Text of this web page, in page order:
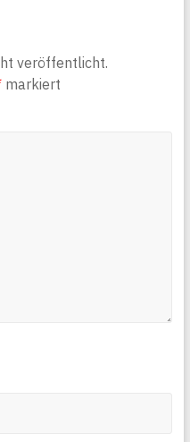
veröffentlicht.
markiert